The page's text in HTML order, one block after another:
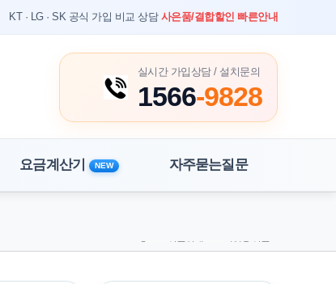
KT · LG · SK 공식 가입 비교 상담 사은품/결합할인 빠른안내
실시간 가입상담 / 설치문의
1566-9828
요금계산기 NEW 자주묻는질문
홈 상품안내 기업용 상품